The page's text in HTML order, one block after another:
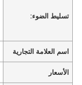
تسليط الضوء:
اسم العلامة التجارية
الأسعار